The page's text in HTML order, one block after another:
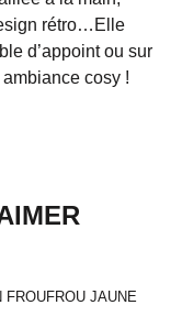
rétro…Elle
d’appoint ou sur
cosy !
FROUFROU JAUNE